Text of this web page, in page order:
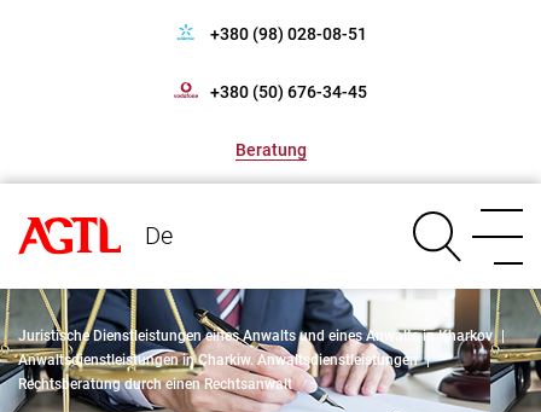
+380 (98) 028-08-51
+380 (50) 676-34-45
Beratung
De
Juristische Dienstleistungen eines Anwalts und eines Anwalts in Kharkov |
Anwaltsdienstleistungen in Charkiw. Anwaltsdienstleistungen |
Rechtsberatung durch einen Rechtsanwalt